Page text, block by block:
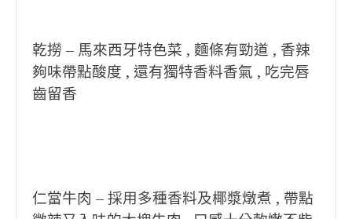
乾撈 – 馬來西牙特色菜 , 麵條有勁道 , 香辣
夠味帶點酸度 , 還有獨特香料香氣 , 吃完唇
齒留香
仁當牛肉 – 採用多種香料及椰漿燉煮 , 帶點